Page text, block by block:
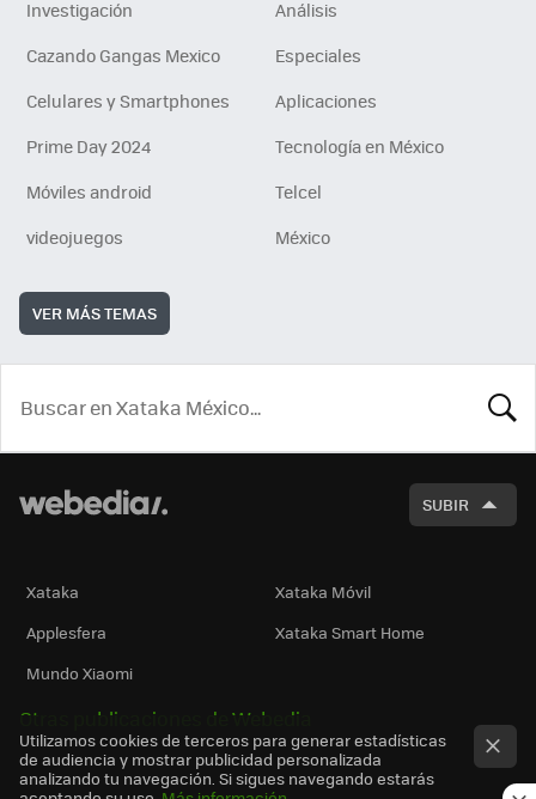
Investigación
Análisis
Cazando Gangas Mexico
Especiales
Celulares y Smartphones
Aplicaciones
Prime Day 2024
Tecnología en México
Móviles android
Telcel
videojuegos
México
VER MÁS TEMAS
SUBIR
Xataka
Xataka Móvil
Applesfera
Xataka Smart Home
Mundo Xiaomi
Otras publicaciones de Webedia
Utilizamos cookies de terceros para generar estadísticas
de audiencia y mostrar publicidad personalizada
analizando tu navegación. Si sigues navegando estarás